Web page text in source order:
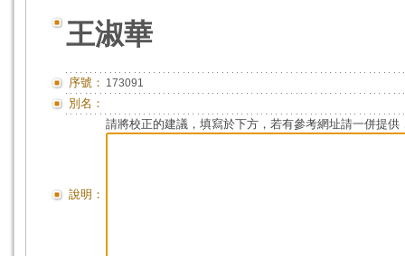
王淑華
序號： 173091
別名：
說明：
請將校正的建議，填寫於下方，若有參考網址請一併提供